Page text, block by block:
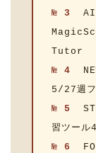
№ 3
AI
Tutor
№ 4
5/27週
№ 5
習ツール
№ 6